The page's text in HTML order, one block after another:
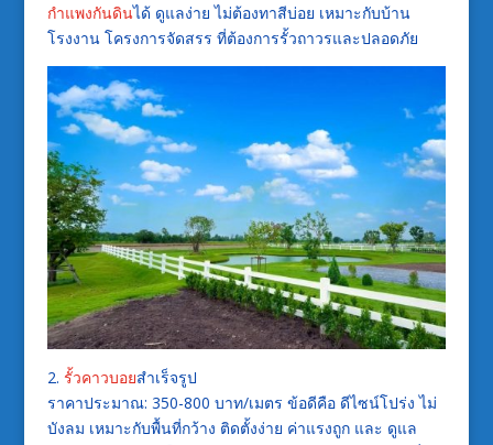
กำแพงกันดินได้ ดูแลง่าย ไม่ต้องทาสีบ่อย เหมาะกับบ้าน
โรงงาน โครงการจัดสรร ที่ต้องการรั้วถาวรและปลอดภัย
2. รั้วคาวบอยสำเร็จรูป
ราคาประมาณ: 350-800 บาท/เมตร ข้อดีคือ ดีไซน์โปร่ง ไม่
บังลม เหมาะกับพื้นที่กว้าง ติดตั้งง่าย ค่าแรงถูก และ ดูแล